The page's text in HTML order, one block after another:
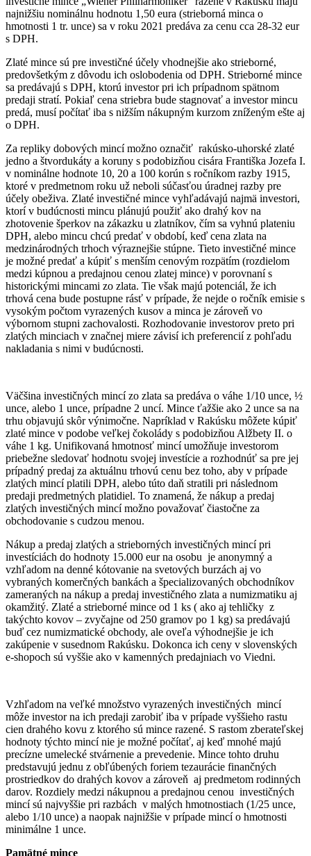
najnižšiu nominálnu hodnotu 1,50 eura (strieborná minca o
hmotnosti 1 tr. unce) sa v roku 2021 predáva za cenu cca 28-32 eur
s DPH.
Zlaté mince sú pre investičné účely vhodnejšie ako strieborné,
predovšetkým z dôvodu ich oslobodenia od DPH. Strieborné mince
sa predávajú s DPH, ktorú investor pri ich prípadnom spätnom
predaji stratí. Pokiaľ cena striebra bude stagnovať a investor mincu
predá, musí počítať iba s nižším nákupným kurzom zníženým ešte aj
o DPH.
Za repliky dobových mincí možno označiť rakúsko-uhorské zlaté
jedno a štvordukáty a koruny s podobizňou cisára Františka Jozefa I.
v nominálne hodnote 10, 20 a 100 korún s ročníkom razby 1915,
ktoré v predmetnom roku už neboli súčasťou úradnej razby pre
účely obeživa. Zlaté investičné mince vyhľadávajú najmä investori,
ktorí v budúcnosti mincu plánujú použiť ako drahý kov na
zhotovenie šperkov na zákazku u zlatníkov, čím sa vyhnú plateniu
DPH, alebo mincu chcú predať v období, keď cena zlata na
medzinárodných trhoch výraznejšie stúpne. Tieto investičné mince
je možné predať a kúpiť s menším cenovým rozpätím (rozdielom
medzi kúpnou a predajnou cenou zlatej mince) v porovnaní s
historickými mincami zo zlata. Tie však majú potenciál, že ich
trhová cena bude postupne rásť v prípade, že nejde o ročník emisie s
vysokým počtom vyrazených kusov a minca je zároveň vo
výbornom stupni zachovalosti. Rozhodovanie investorov preto pri
zlatých minciach v značnej miere závisí ich preferencií z pohľadu
nakladania s nimi v budúcnosti.
Väčšina investičných mincí zo zlata sa predáva o váhe 1/10 unce, ½
unce, alebo 1 unce, prípadne 2 uncí. Mince ťažšie ako 2 unce sa na
trhu objavujú skôr výnimočne. Napríklad v Rakúsku môžete kúpiť
zlaté mince v podobe veľkej čokolády s podobizňou Alžbety II. o
váhe 1 kg. Unifikovaná hmotnosť mincí umožňuje investorom
priebežne sledovať hodnotu svojej investície a rozhodnúť sa pre jej
prípadný predaj za aktuálnu trhovú cenu bez toho, aby v prípade
zlatých mincí platili DPH, alebo túto daň stratili pri následnom
predaji predmetných platidiel. To znamená, že nákup a predaj
zlatých investičných mincí možno považovať čiastočne za
obchodovanie s cudzou menou.
Nákup a predaj zlatých a strieborných investičných mincí pri
investíciách do hodnoty 15.000 eur na osobu je anonymný a
vzhľadom na denné kótovanie na svetových burzách aj vo
vybraných komerčných bankách a špecializovaných obchodníkov
zameraných na nákup a predaj investičného zlata a numizmatiku aj
okamžitý. Zlaté a strieborné mince od 1 ks ( ako aj tehličky z
takýchto kovov – zvyčajne od 250 gramov po 1 kg) sa predávajú
buď cez numizmatické obchody, ale oveľa výhodnejšie je ich
zakúpenie v susednom Rakúsku. Dokonca ich ceny v slovenských
e-shopoch sú vyššie ako v kamenných predajniach vo Viedni.
Vzhľadom na veľké množstvo vyrazených investičných mincí
môže investor na ich predaji zarobiť iba v prípade vyššieho rastu
cien drahého kovu z ktorého sú mince razené. S rastom zberateľskej
hodnoty týchto mincí nie je možné počítať, aj keď mnohé majú
precízne umelecké stvárnenie a prevedenie. Mince tohto druhu
predstavujú jednu z obľúbených foriem tezaurácie finančných
prostriedkov do drahých kovov a zároveň aj predmetom rodinných
darov. Rozdiely medzi nákupnou a predajnou cenou investičných
mincí sú najvyššie pri razbách v malých hmotnostiach (1/25 unce,
alebo 1/10 unce) a naopak najnižšie v prípade mincí o hmotnosti
minimálne 1 unce.
Pamätné mince